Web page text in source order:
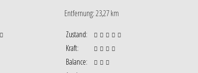
Entfernung: 23,27 km
Zustand:
Kraft:
Balance: